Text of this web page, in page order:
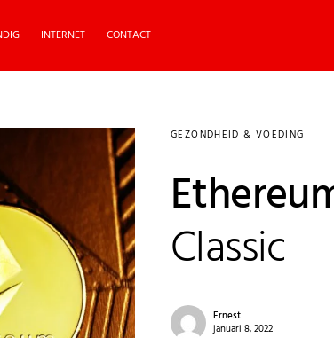
INTERNET CONTACT
GEZONDHEID & VOEDING
Classic
Ernest
januari 8, 2022